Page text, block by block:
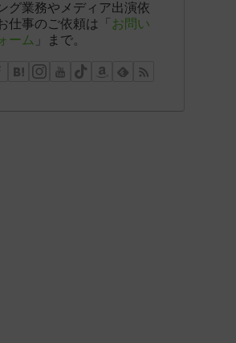
グ業務やメディア出演依
仕事のご依頼は「 お問い
ーム 」まで。